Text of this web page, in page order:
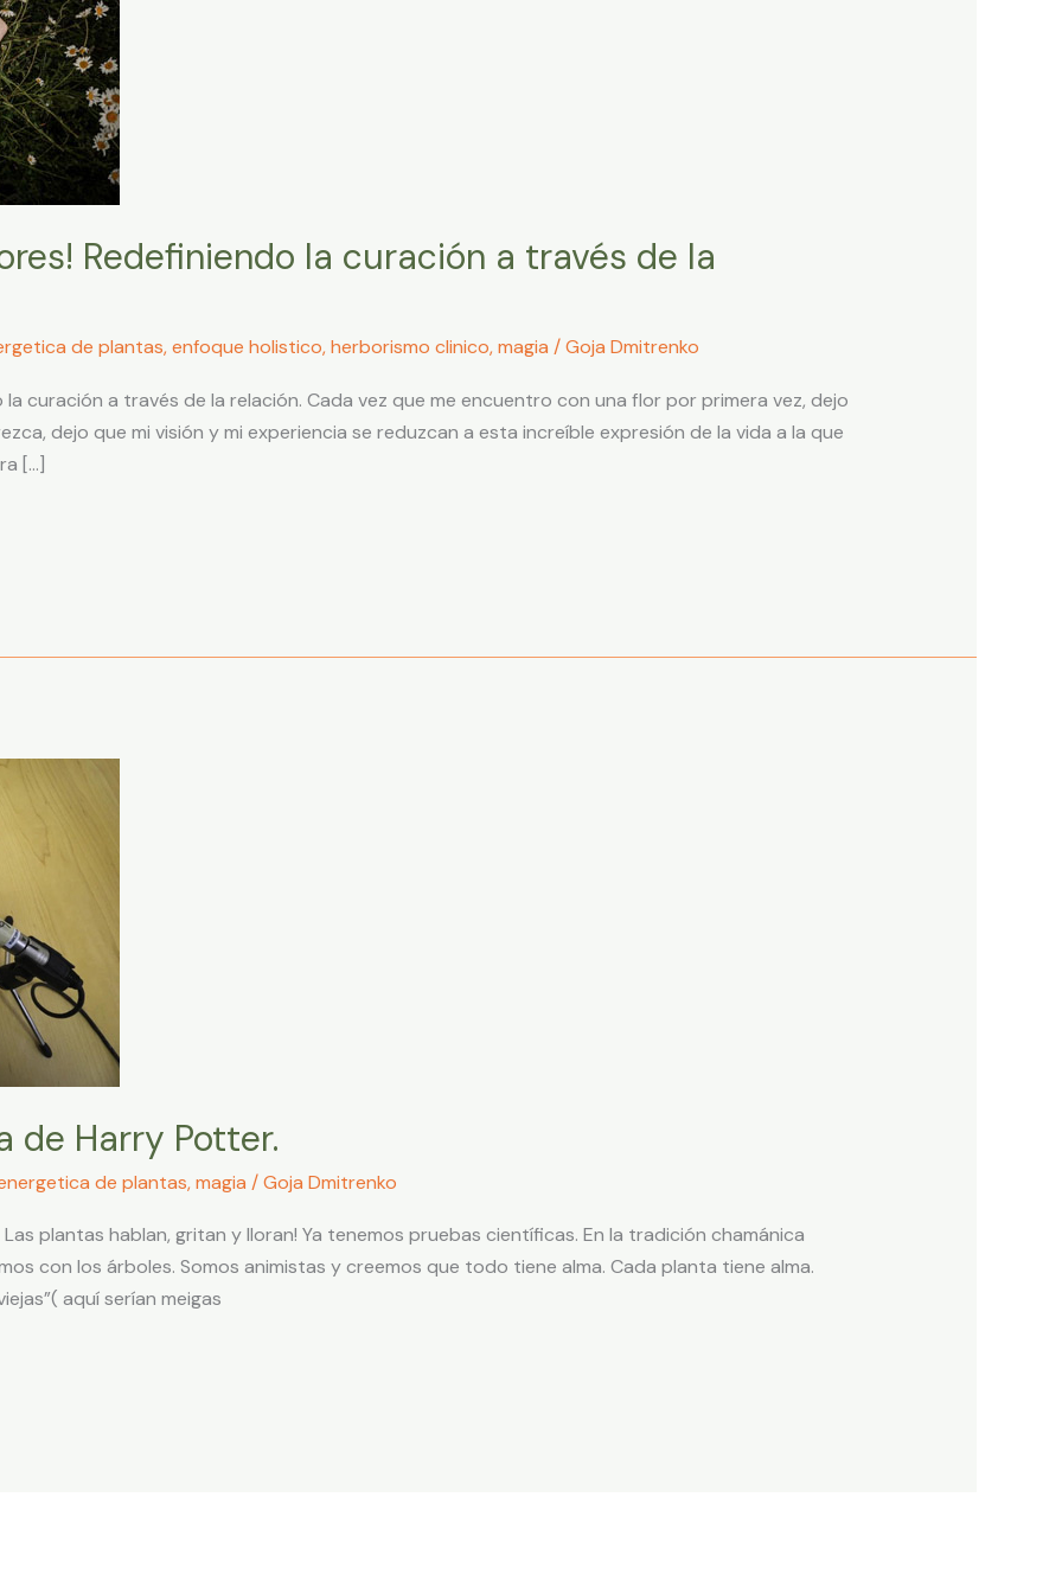
Redefiniendo la curación a través de la
de plantas,enfoque holistico,herborismo clinico,magia /Goja Dmitrenko
curación a través de la relación. Cada vez que me encuentro con una flor por primera vez, dejo
dejo que mi visión y mi experiencia se reduzcan a esta increíble expresión de la vida a la que
[…]
de Harry Potter.
de plantas,magia /Goja Dmitrenko
plantas hablan, gritan y lloran! Ya tenemos pruebas científicas. En la tradición chamánica
con los árboles. Somos animistas y creemos que todo tiene alma. Cada planta tiene alma.
aquí serían meigas